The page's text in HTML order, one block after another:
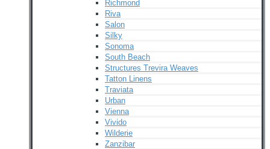
Richmond
Riva
Salon
Silky
Sonoma
South Beach
Structures Trevira Weaves
Tatton Linens
Traviata
Urban
Vienna
Vivido
Wilderie
Zanzibar